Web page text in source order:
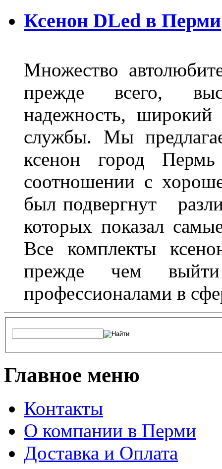
Ксенон DLed в Перми
Множество
прежде всего,
надежность, широкий
службы. Мы
ксенон город
соотношении с
был подвергнут
которых показал
Все комплекты
прежде чем
профессионалами в
Главное меню
Контакты
О компании в Перми
Доставка и Оплата